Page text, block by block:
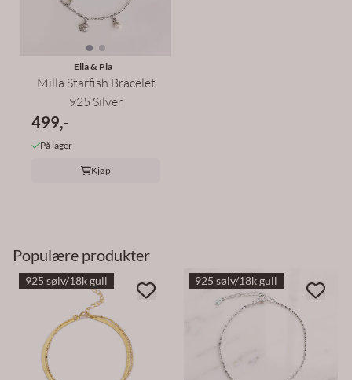
Ella & Pia
Milla Starfish Bracelet
925 Silver
499,-
På lager
Kjøp
Populære produkter
925 sølv/18k gull 925 sølv/18k gull